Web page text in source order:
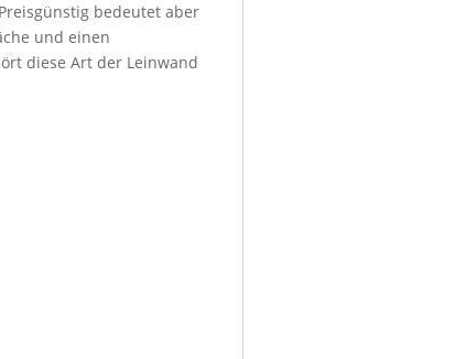
bedeutet aber
und einen
diese Art der Leinwand